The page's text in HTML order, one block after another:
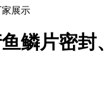
鳞片密封